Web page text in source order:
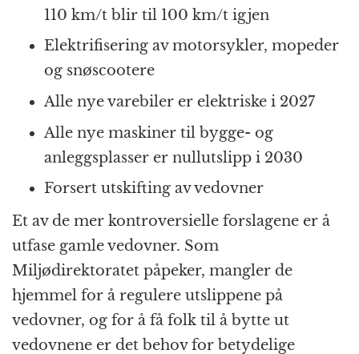
110 km/t blir til 100 km/t igjen
Elektrifisering av motorsykler, mopeder
og snøscootere
Alle nye varebiler er elektriske i 2027
Alle nye maskiner til bygge- og
anleggsplasser er nullutslipp i 2030
Forsert utskifting av vedovner
Et av de mer kontroversielle forslagene er å
utfase gamle vedovner. Som
Miljødirektoratet påpeker, mangler de
hjemmel for å regulere utslippene på
vedovner, og for å få folk til å bytte ut
vedovnene er det behov for betydelige